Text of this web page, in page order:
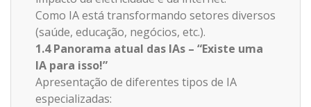
Como IA está transformando setores diversos
(saúde, educação, negócios, etc.).
1.4 Panorama atual das IAs – “Existe uma
IA para isso!”
Apresentação de diferentes tipos de IA
especializadas: